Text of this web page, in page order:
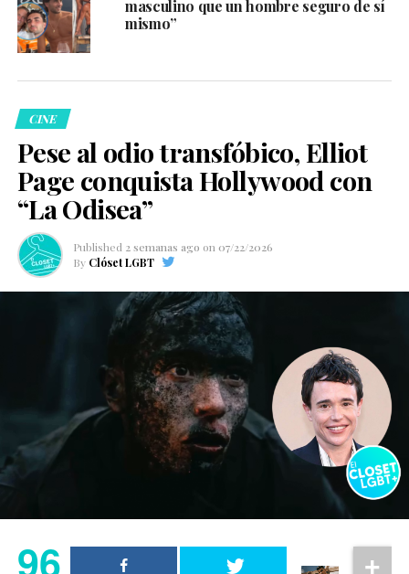
masculino que un hombre seguro de sí
mismo”
CINE
Pese al odio transfóbico, Elliot
Page conquista Hollywood con
“La Odisea”
Published 2 semanas ago on 07/22/2026
By Clóset LGBT
96